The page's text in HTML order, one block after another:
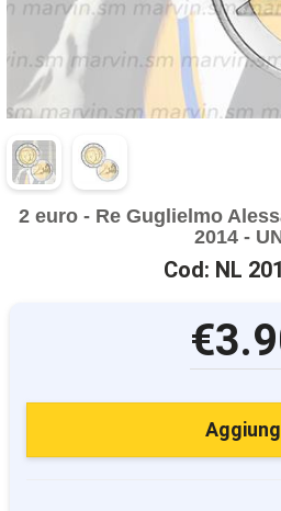
2 euro - Re Guglielmo
2014 -
Cod: NL